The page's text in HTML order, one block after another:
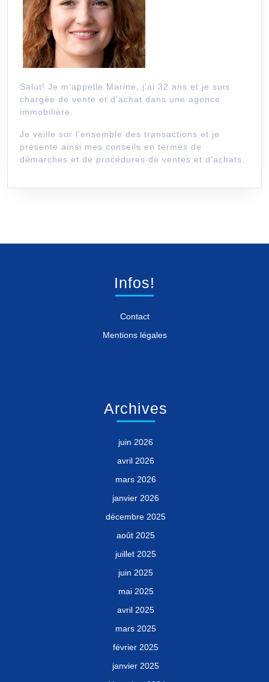
Salut! Je m’appelle Marine, j’ai 32 ans et je suis
chargée de vente et d’achat dans une agence
immobilière.
Je veille sur l’ensemble des transactions et je
présente ainsi mes conseils en termes de
démarches et de procédures de ventes et d’achats.
Infos!
Contact
Mentions légales
Archives
juin 2026
avril 2026
mars 2026
janvier 2026
décembre 2025
août 2025
juillet 2025
juin 2025
mai 2025
avril 2025
mars 2025
février 2025
janvier 2025